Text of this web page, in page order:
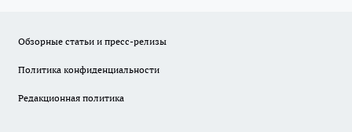
Обзорные статьи и пресс-релизы
Политика конфиденциальности
Редакционная политика